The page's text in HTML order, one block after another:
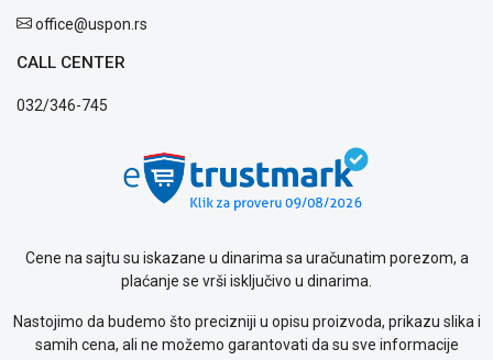
office@uspon.rs
CALL CENTER
032/346-745
Cene na sajtu su iskazane u dinarima sa uračunatim porezom, a
plaćanje se vrši isključivo u dinarima.
Nastojimo da budemo što precizniji u opisu proizvoda, prikazu slika i
samih cena, ali ne možemo garantovati da su sve informacije